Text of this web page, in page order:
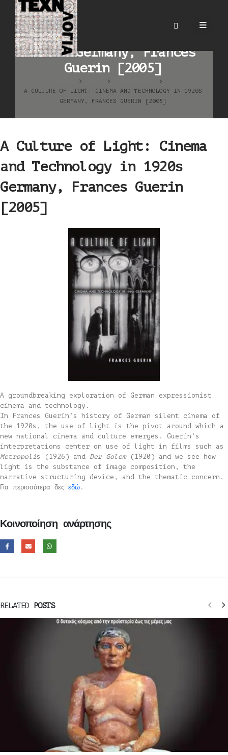
A Culture of Light:
Cinema and Technology in
1920s Germany, Frances
Guerin [2005]
A CULTURE OF LIGHT: CINEMA AND TECHNOLOGY IN 1920S
GERMANY, FRANCES GUERIN [2005]
A Culture of Light: Cinema
and Technology in 1920s
Germany, Frances Guerin
[2005]
A groundbreaking exploration of German expressionist
cinema and technology.
In Frances Guerin’s history of German silent cinema of
the 1920s, the use of light is the pivot around which a
new national cinema and culture emerges. Guerin’s
interpretations center on use of light in films such as
Metropolis (1926) and Der Golem(1920) and we see how
light is the substance of image composition, the
narrative structuring device, and the thematic concern.
Για περισσότερα δες εδώ .
Κοινοποίηση ανάρτησης
RELATED POSTS